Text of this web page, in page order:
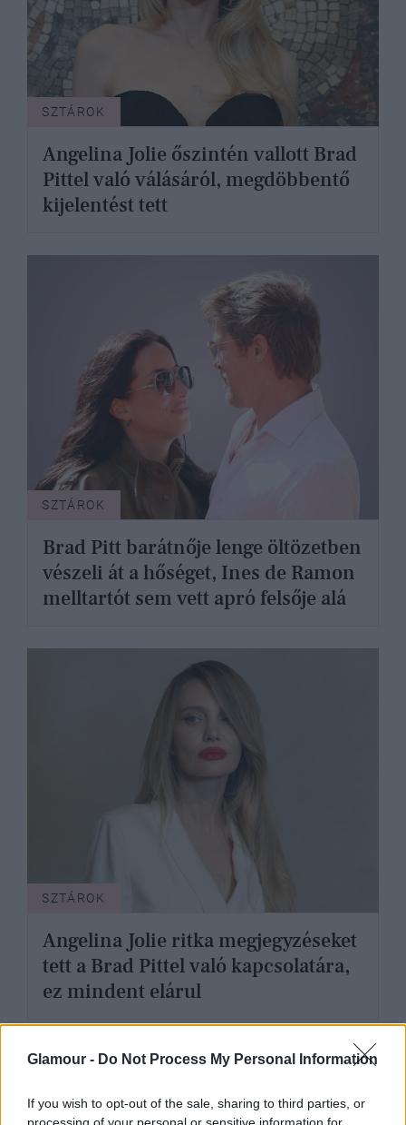
Glamour - Do Not Process My Personal Information
If you wish to opt-out of the sale, sharing to third parties, or
SZTÁROK
Angelina Jolie őszintén vallott Brad
Pittel való válásáról, megdöbbentő
kijelentést tett
SZTÁROK
Brad Pitt barátnője lenge öltözetben
vészeli át a hőséget, Ines de Ramon
melltartót sem vett apró felsője alá
SZTÁROK
Angelina Jolie ritka megjegyzéseket
tett a Brad Pittel való kapcsolatára,
ez mindent elárul